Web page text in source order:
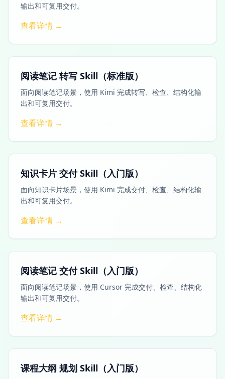
输出和可复用交付。
查看详情 →
阅读笔记 转写 Skill（标准版）
面向阅读笔记场景，使用 Kimi 完成转写、检查、结构化输
出和可复用交付。
查看详情 →
知识卡片 交付 Skill（入门版）
面向知识卡片场景，使用 Kimi 完成交付、检查、结构化输
出和可复用交付。
查看详情 →
阅读笔记 交付 Skill（入门版）
面向阅读笔记场景，使用 Cursor 完成交付、检查、结构化
输出和可复用交付。
查看详情 →
课程大纲 规划 Skill（入门版）